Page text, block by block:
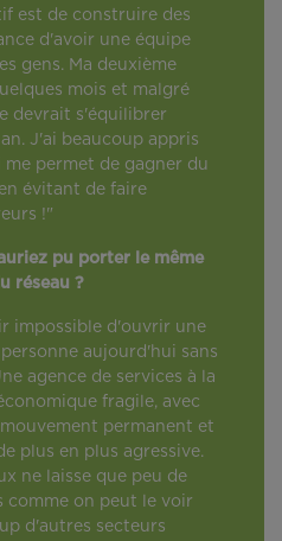
est de construire des
d'avoir une équipe
gens. Ma deuxième
mois et malgré
devrait s'équilibrer
J'ai beaucoup appris
me permet de gagner du
évitant de faire
!"
pu porter le même
réseau ?
impossible d'ouvrir une
aujourd'hui sans
agence de services à la
fragile, avec
permanent et
plus en plus agressive.
ne laisse que peu de
comme on peut le voir
d'autres secteurs